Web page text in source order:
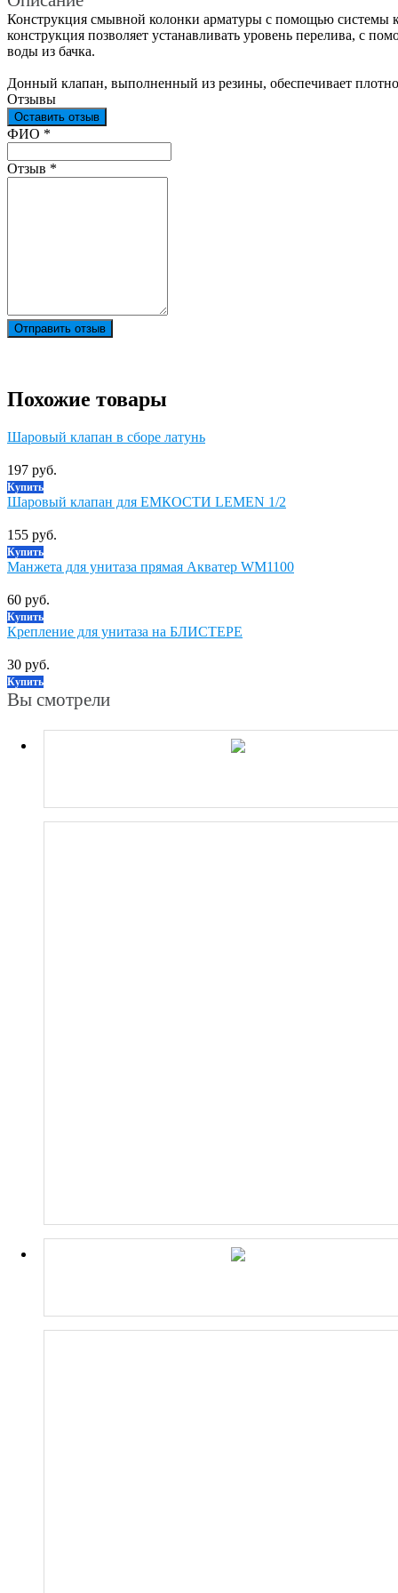
Конструкция смывной колонки арматуры с помощью системы
конструкция позволяет устанавливать уровень перелива, с
воды из бачка.
Донный клапан, выполненный из резины, обеспечивает
Отзывы
Оставить отзыв
Ваш отзыв был отправлен!
ФИО *
Отзыв *
Отправить отзыв
Похожие товары
Шаровый клапан в сборе латунь
197 руб.
Купить
Шаровый клапан для ЕМКОСТИ LEMEN 1/2
155 руб.
Купить
Манжета для унитаза прямая Акватер WM1100
60 руб.
Купить
Крепление для унитаза на БЛИСТЕРЕ
30 руб.
Купить
Вы смотрели